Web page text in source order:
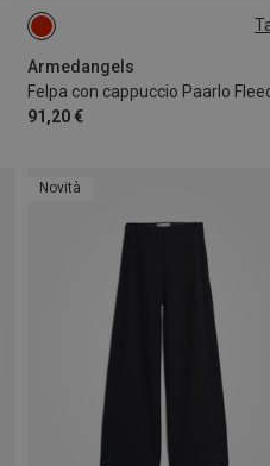
Armedangels
91,20 €
S
Novità